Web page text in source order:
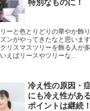
特別なものに！
ーと色とりどりの華やか飾
ンがやってきたなと思いま
リスマスツリーを飾る人が
えばリースやツリーな...
冷え性の原因・
にも冷え性があ
ポイントは継続！